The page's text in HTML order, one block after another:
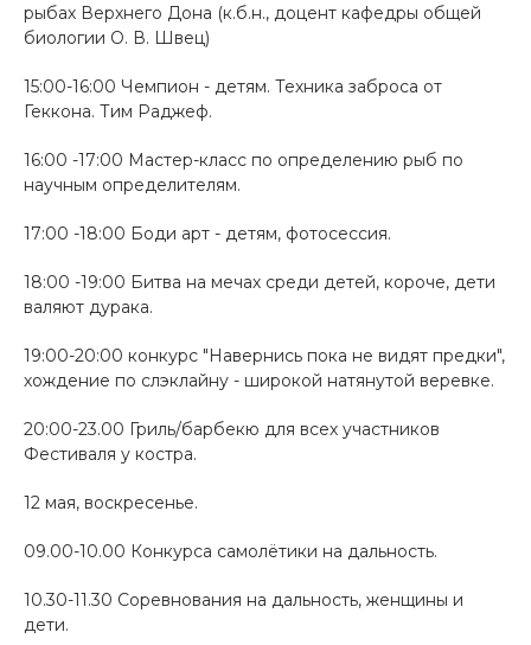
рыбах Верхнего Дона (к.б.н., доцент кафедры общей
биологии О. В. Швец)
15:00-16:00 Чемпион - детям. Техника заброса от
Геккона. Тим Раджеф.
16:00 -17:00 Мастер-класс по определению рыб по
научным определителям.
17:00 -18:00 Боди арт - детям, фотосессия.
18:00 -19:00 Битва на мечах среди детей, короче, дети
валяют дурака.
19:00-20:00 конкурс "Навернись пока не видят предки",
хождение по слэклайну - широкой натянутой веревке.
20:00-23.00 Гриль/барбекю для всех участников
Фестиваля у костра.
12 мая, воскресенье.
09.00-10.00 Конкурса самолётики на дальность.
10.30-11.30 Соревнования на дальность, женщины и
дети.